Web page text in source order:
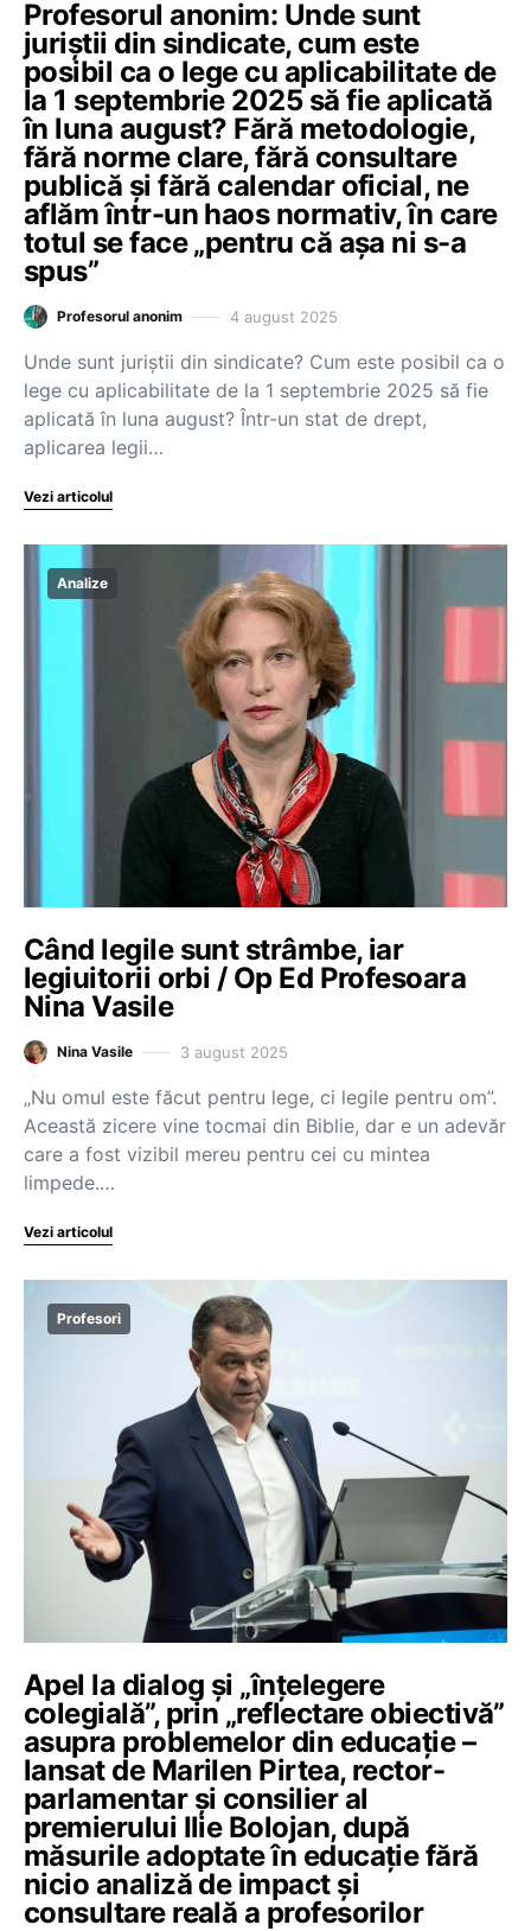
Profesorul anonim: Unde sunt
juriștii din sindicate, cum este
posibil ca o lege cu aplicabilitate de
la 1 septembrie 2025 să fie aplicată
în luna august? Fără metodologie,
fără norme clare, fără consultare
publică și fără calendar oficial, ne
aflăm într-un haos normativ, în care
totul se face „pentru că așa ni s-a
spus”
Profesorul anonim 4 august 2025
Unde sunt juriștii din sindicate? Cum este posibil ca o
lege cu aplicabilitate de la 1 septembrie 2025 să fie
aplicată în luna august? Într-un stat de drept,
aplicarea legii…
Vezi articolul
Analize
Când legile sunt strâmbe, iar
legiuitorii orbi / Op Ed Profesoara
Nina Vasile
Nina Vasile 3 august 2025
„Nu omul este făcut pentru lege, ci legile pentru om”.
Această zicere vine tocmai din Biblie, dar e un adevăr
care a fost vizibil mereu pentru cei cu mintea
limpede.…
Vezi articolul
Profesori
Apel la dialog și „înțelegere
colegială”, prin „reflectare obiectivă”
asupra problemelor din educație –
lansat de Marilen Pirtea, rector-
parlamentar și consilier al
premierului Ilie Bolojan, după
măsurile adoptate în educație fără
nicio analiză de impact și
consultare reală a profesorilor